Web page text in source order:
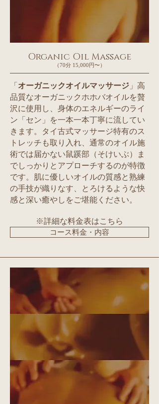
Organic Oil Massage
（70分 15,000円〜）
「 オーガニックオイルマッサージ 」高
品質なオーガニックホホバオイルを贅
沢に使用し、身体のエネルギーのライ
ン「セン」を一本一本丁寧に流してい
きます。タイ古式マッサージ特有のス
トレッチも取り入れ、通常のオイル施
術では届かない鼠蹊部（そけいぶ）ま
でしっかりとアプローチするのが特徴
です。肌に優しいオイルの質感と熟練
の手技が織りなす、とろけるような快
感と深い癒やしをご堪能ください。
※詳細な料金表はこちら
コース料金・内容